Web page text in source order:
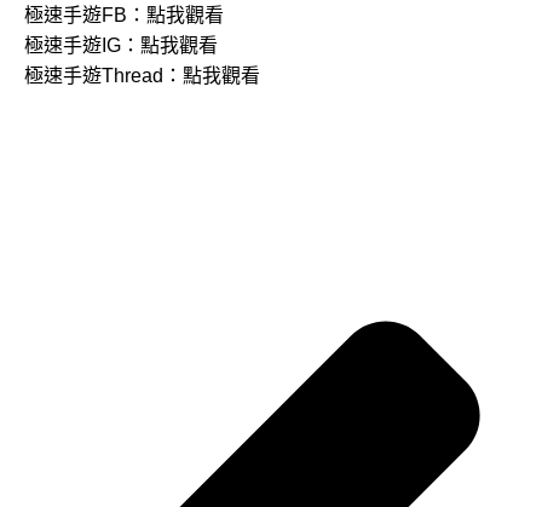
極速手遊FB： 點我觀看
極速手遊IG： 點我觀看
極速手遊Thread： 點我觀看